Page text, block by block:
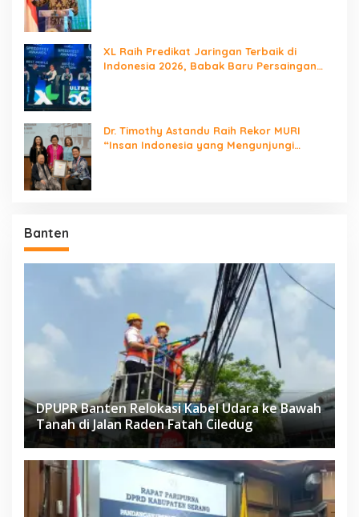
XL Raih Predikat Jaringan Terbaik di
Indonesia 2026, Babak Baru Persaingan
Dr. Timothy Astandu Raih Rekor MURI
“Insan Indonesia yang Mengunjungi
Banten
DPUPR Banten Relokasi Kabel Udara ke Bawah
Tanah di Jalan Raden Fatah Ciledug